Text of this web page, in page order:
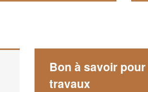
Bon à savoir
travaux